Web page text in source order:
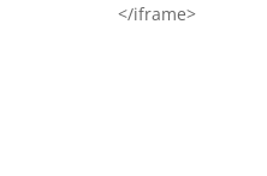
</iframe>